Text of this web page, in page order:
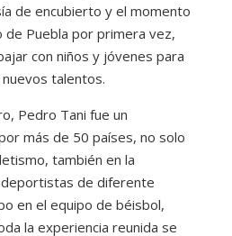
de encubierto y el momento
de Puebla por primera vez,
con niños y jóvenes para
talentos.
Pedro Tani fue un
más de 50 países, no solo
también en la
de diferente
en el equipo de béisbol,
la experiencia reunida se